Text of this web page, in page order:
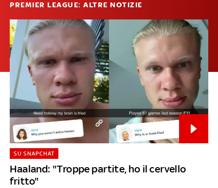
PREMIER LEAGUE: ALTRE NOTIZIE
Haaland: "Troppe partite, ho il cervello
fritto"
SU SNAPCHAT